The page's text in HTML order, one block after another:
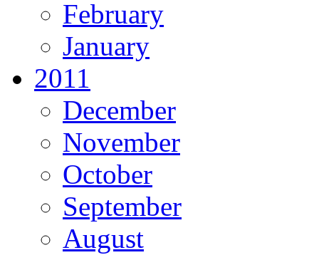
February
January
2011
December
November
October
September
August